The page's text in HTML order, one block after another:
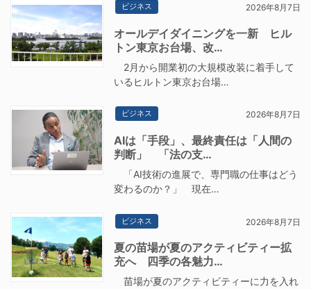
ビジネス 2026年8月7日
オールデイダイニングを一新 ヒル
トン東京お台場、改…
2月から開業初の大規模改装に着手して
いるヒルトン東京お台場…
ビジネス 2026年8月7日
AIは「手段」、最終責任は「人間の
判断」 「法の支…
「AI技術の進展で、専門職の仕事はどう
変わるのか？」 現在…
ビジネス 2026年8月7日
夏の苗場が夏のアクティビティー拡
充へ 四季の各魅力…
苗場が夏のアクティビティーに力を入れ